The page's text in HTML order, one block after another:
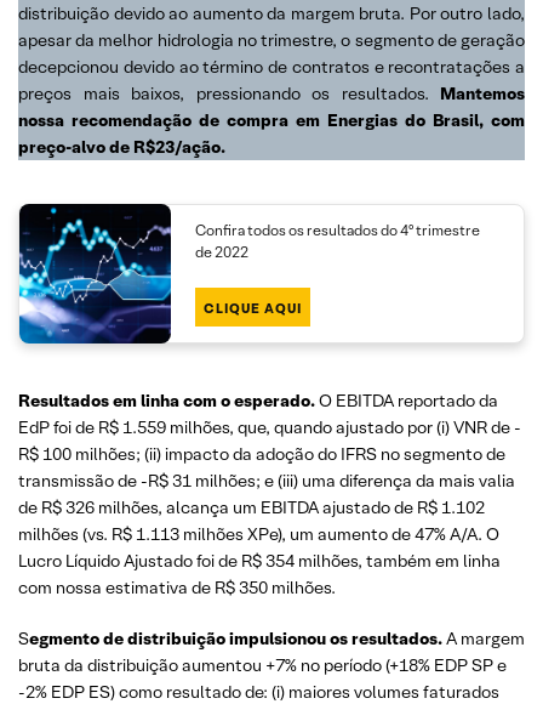
distribuição devido ao aumento da margem bruta. Por outro lado,
apesar da melhor hidrologia no trimestre, o segmento de geração
decepcionou devido ao término de contratos e recontratações a
preços mais baixos, pressionando os resultados. Mantemos
nossa recomendação de compra em Energias do Brasil, com
preço-alvo de R$23/ação.
Confira todos os resultados do 4º trimestre
de 2022
CLIQUE AQUI
Resultados em linha com o esperado.O EBITDA reportado da
EdP foi de R$ 1.559 milhões, que, quando ajustado por (i) VNR de -
R$ 100 milhões; (ii) impacto da adoção do IFRS no segmento de
transmissão de -R$ 31 milhões; e (iii) uma diferença da mais valia
de R$ 326 milhões, alcança um EBITDA ajustado de R$ 1.102
milhões (vs. R$ 1.113 milhões XPe), um aumento de 47% A/A. O
Lucro Líquido Ajustado foi de R$ 354 milhões, também em linha
com nossa estimativa de R$ 350 milhões.
Segmento de distribuição impulsionou os resultados.A margem
bruta da distribuição aumentou +7% no período (+18% EDP SP e
-2% EDP ES) como resultado de: (i) maiores volumes faturados